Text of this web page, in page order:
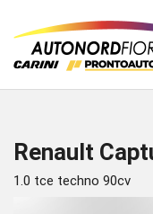
Renault
1.0 tce techno 90cv